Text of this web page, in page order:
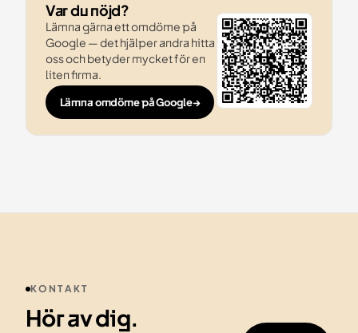
Var du nöjd?
Lämna gärna ett omdöme på
Google — det hjälper andra hitta
oss och betyder mycket för en
liten firma.
Lämna omdöme på Google→
KONTAKT
Hör av dig.